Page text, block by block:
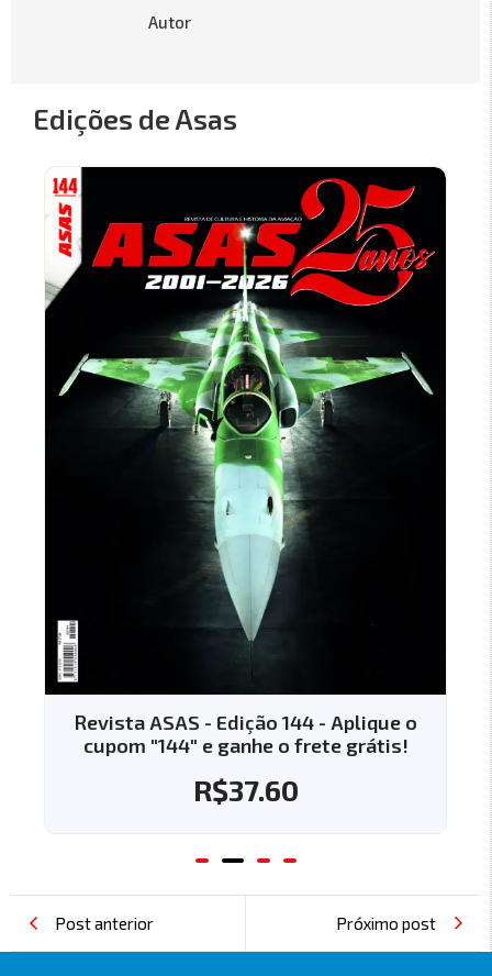
Autor
Edições de Asas
Revista ASAS - Edição 144 - Aplique o
cupom "144" e ganhe o frete grátis!
R$37.60
Post anterior Próximo post